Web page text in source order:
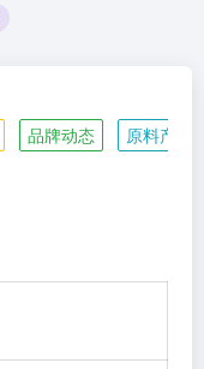
品牌动态 原料产业